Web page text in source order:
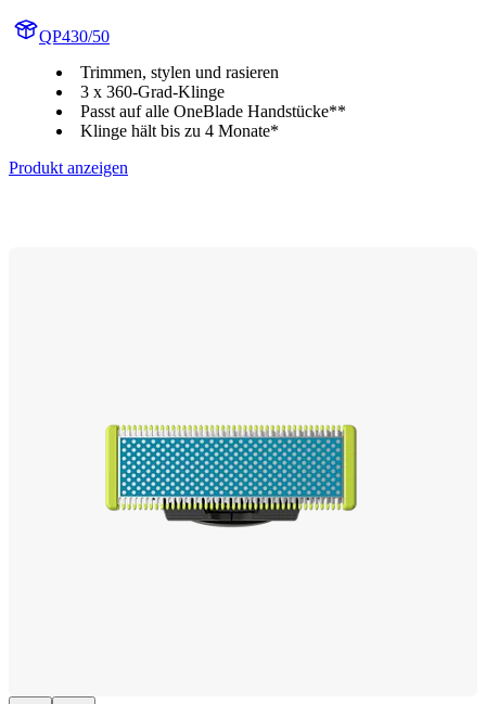
QP430/50
Trimmen, stylen und rasieren
3 x 360-Grad-Klinge
Passt auf alle OneBlade Handstücke**
Klinge hält bis zu 4 Monate*
Produkt anzeigen